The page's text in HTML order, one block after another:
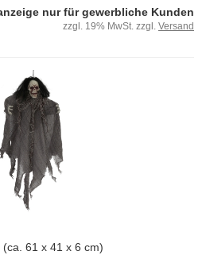
nur für gewerbliche Kunden
zzgl. 19% MwSt. zzgl. Versand
61 x 41 x 6 cm)